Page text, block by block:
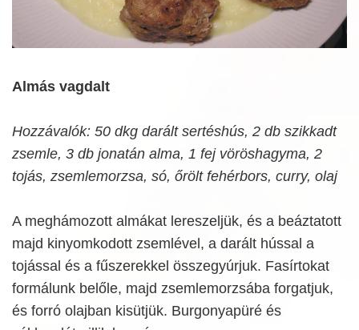
Almás vagdalt
Hozzávalók: 50 dkg darált sertéshús, 2 db szikkadt
zsemle, 3 db jonatán alma, 1 fej vöröshagyma, 2
tojás, zsemlemorzsa, só, őrölt fehérbors, curry, olaj
A meghámozott almákat lereszeljük, és a beáztatott
majd kinyomkodott zsemlével, a darált hússal a
tojással és a fűszerekkel összegyúrjuk. Fasírtokat
formálunk belőle, majd zsemlemorzsába forgatjuk,
és forró olajban kisütjük. Burgonyapüré és